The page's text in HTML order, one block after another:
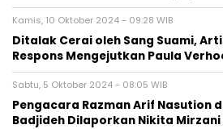
Angkat Bicara Soal Pasangan
Latuconsina, Tak Terlalu Ngoyo
Kamis, 10 Oktober 2024 - 09:28 WIB
Ditalak Cerai oleh Sang Suami,
Respons Mengejutkan Paula
Sabtu, 5 Oktober 2024 - 08:05 WIB